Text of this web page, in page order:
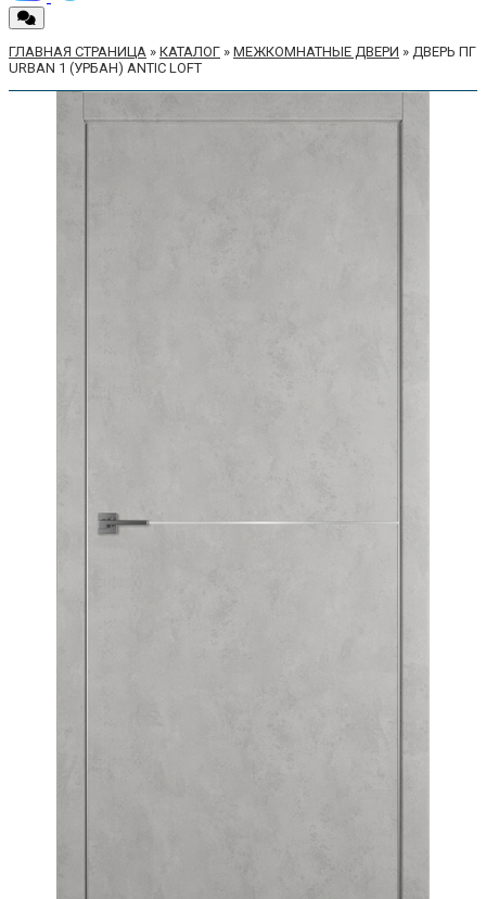
ГЛАВНАЯ СТРАНИЦА » КАТАЛОГ » МЕЖКОМНАТНЫЕ ДВЕРИ » ДВЕРЬ ПГ
URBAN 1 (УРБАН) ANTIC LOFT